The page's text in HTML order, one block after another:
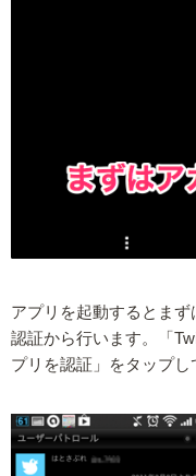
アプリを起動するとまず
認証から行います。「
プリを認証」をタップし